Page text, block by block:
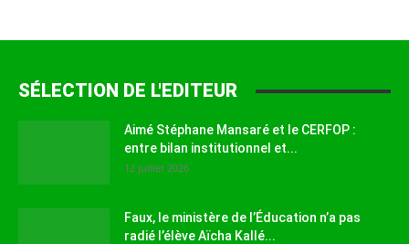
SÉLECTION DE L'EDITEUR
Aimé Stéphane Mansaré et le CERFOP :
entre bilan institutionnel et...
12 juillet 2026
Faux, le ministère de l’Éducation n’a pas
radié l’élève Aïcha Kallé...